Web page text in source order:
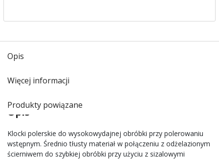
Opis
Więcej informacji
Produkty powiązane
Opis
Klocki polerskie do wysokowydajnej obróbki przy polerowaniu
wstępnym. Średnio tłusty materiał w połączeniu z odżelazionym
ścierniwem do szybkiej obróbki przy użyciu z sizalowymi